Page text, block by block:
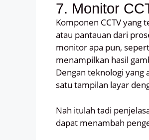
7. Monitor
Komponen CCTV yang
atau pantauan dari
monitor apa pun,
menampilkan hasil
Dengan teknologi yang
satu tampilan layar
Nah itulah tadi
dapat menambah